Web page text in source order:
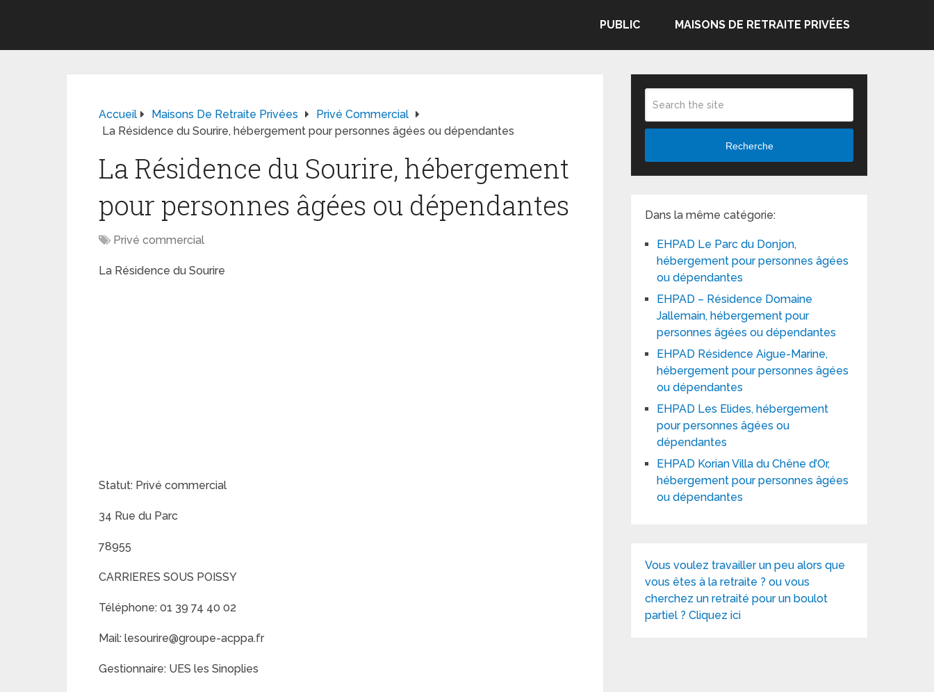
PUBLIC MAISONS DE RETRAITE PRIVÉES
Accueil Maisons De Retraite Privées
Privé Commercial
La Résidence du Sourire, hébergement pour personnes âgées ou dépendantes
La Résidence du Sourire, hébergement
pour personnes âgées ou dépendantes
Privé commercial
La Résidence du Sourire
Statut: Privé commercial
34 Rue du Parc
78955
CARRIERES SOUS POISSY
Téléphone: 01 39 74 40 02
Mail: lesourire@groupe-acppa.fr
Gestionnaire: UES les Sinoplies
Recherche
Dans la même catégorie:
EHPAD Le Parc du Donjon,
hébergement pour personnes âgées
ou dépendantes
EHPAD – Résidence Domaine
Jallemain, hébergement pour
personnes âgées ou dépendantes
EHPAD Résidence Aigue-Marine,
hébergement pour personnes âgées
ou dépendantes
EHPAD Les Elides, hébergement
pour personnes âgées ou
dépendantes
EHPAD Korian Villa du Chêne d’Or,
hébergement pour personnes âgées
ou dépendantes
Vous voulez travailler un peu alors que
vous êtes à la retraite ? ou vous
cherchez un retraité pour un boulot
partiel ? Cliquez ici